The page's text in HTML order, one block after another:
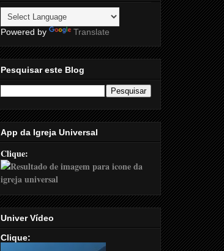
Powered by Translate
Pesquisar este Blog
App da Igreja Universal
Clique:
Univer Vídeo
Clique: